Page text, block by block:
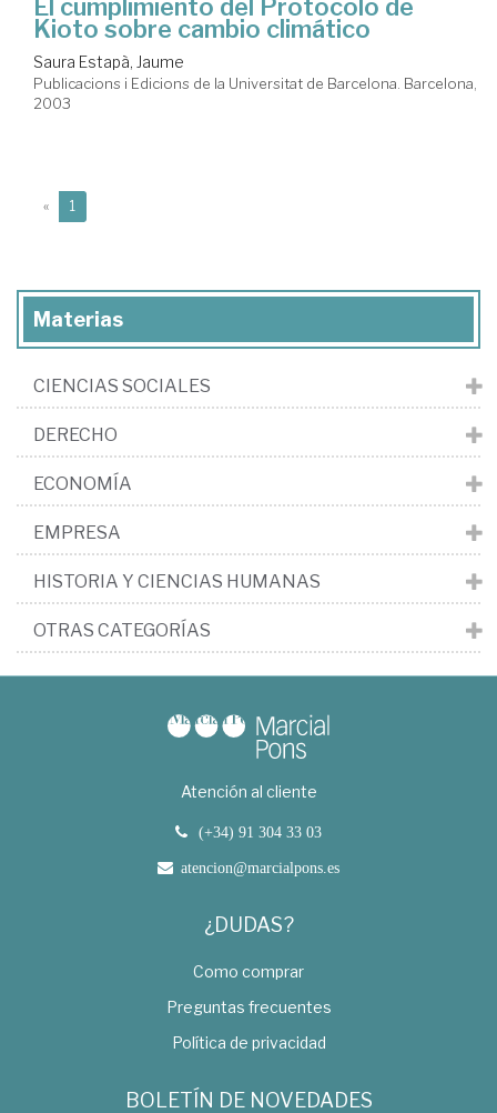
El cumplimiento del Protocolo de
Kioto sobre cambio climático
Saura Estapà, Jaume
Publicacions i Edicions de la Universitat de Barcelona. Barcelona,
2003
« 1
Materias
CIENCIAS SOCIALES
DERECHO
ECONOMÍA
EMPRESA
HISTORIA Y CIENCIAS HUMANAS
OTRAS CATEGORÍAS
Atención al cliente
(+34) 91 304 33 03
atencion@marcialpons.es
¿DUDAS?
Como comprar
Preguntas frecuentes
Política de privacidad
BOLETÍN DE NOVEDADES